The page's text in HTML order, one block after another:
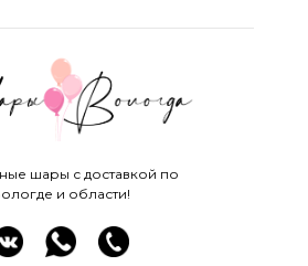
шары с доставкой по
и области!